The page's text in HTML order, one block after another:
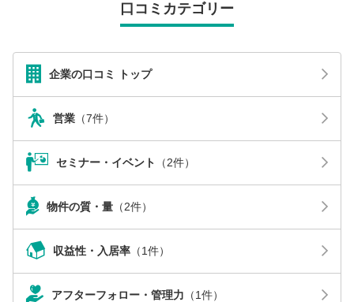
口コミカテゴリー
企業の口コミ トップ
営業 （7件）
セミナー・イベント （2件）
物件の質・量 （2件）
収益性・入居率 （1件）
アフターフォロー・管理力 （1件）